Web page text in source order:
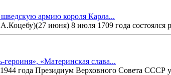
шведскую армию короля Карла...
А.Коцебу)(27 июня) 8 июля 1709 года
«Материнская слава...
года Президиум Верховного Совета СССР